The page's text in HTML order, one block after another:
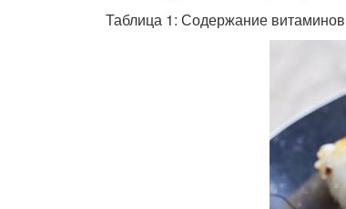
Таблица 1: Содержание